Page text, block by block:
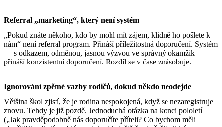
Referral „marketing“, který není systém
„Pokud znáte někoho, kdo by mohl mít zájem, klidně ho pošlete k
nám“ není referral program. Přináší příležitostná doporučení. Systém
— s odkazem, odměnou, jasnou výzvou ve správný okamžik —
přináší konzistentní doporučení. Rozdíl se v čase znásobuje.
Ignorování zpětné vazby rodičů, dokud někdo neodejde
Většina škol zjistí, že je rodina nespokojená, když se nezaregistruje
znovu. Tehdy je již pozdě. Jednoduchá otázka na konci pololetí
(„Jak pravděpodobně nás doporučíte příteli? Co bychom měli